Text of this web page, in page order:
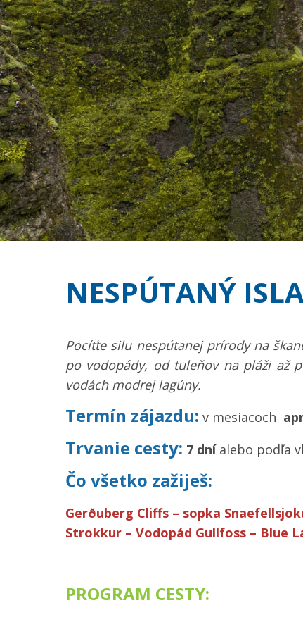
NESPÚTANÝ
Pocíťte silu nespútanej prírody na
po vodopády, od tuleňov na pláži až
vodách modrej lagúny.
Termín zájazdu: v mesiacoch
Trvanie cesty: 7 dní alebo podľa
Čo všetko zažiješ:
Gerðuberg Cliffs – sopka
Strokkur – Vodopád Gullfoss – Blue
PROGRAM CESTY: